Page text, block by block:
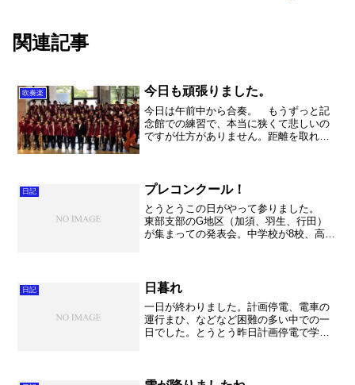
関連記事
吹奏楽 今日も頑張りました。
今日は午前中から合奏。 もうずっと記
念館での練習で、本当に狭くて悲しいの
ですが仕方がありません。距離を取れな
があり、初めての伴奏者の...
日記 プレコンクール！
とうとうこの日がやって参りました。
東部支部のG地区（加須、羽生、行田）
が集まっての発表会。中学校が8校、高校
てきましたが、今回...
日記 日暮れ
一日が終わりました。計画停電、電車の
運行まひ、などなど困難の多い中での一
日でした。とうとう昨日計画停電で学校